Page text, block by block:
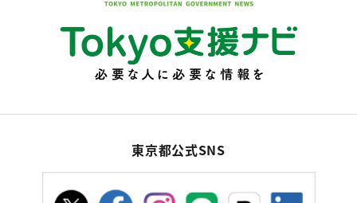
東京都公式SNS